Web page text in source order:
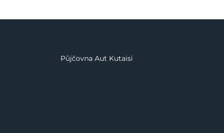
Půjčovna Aut Kutaisi